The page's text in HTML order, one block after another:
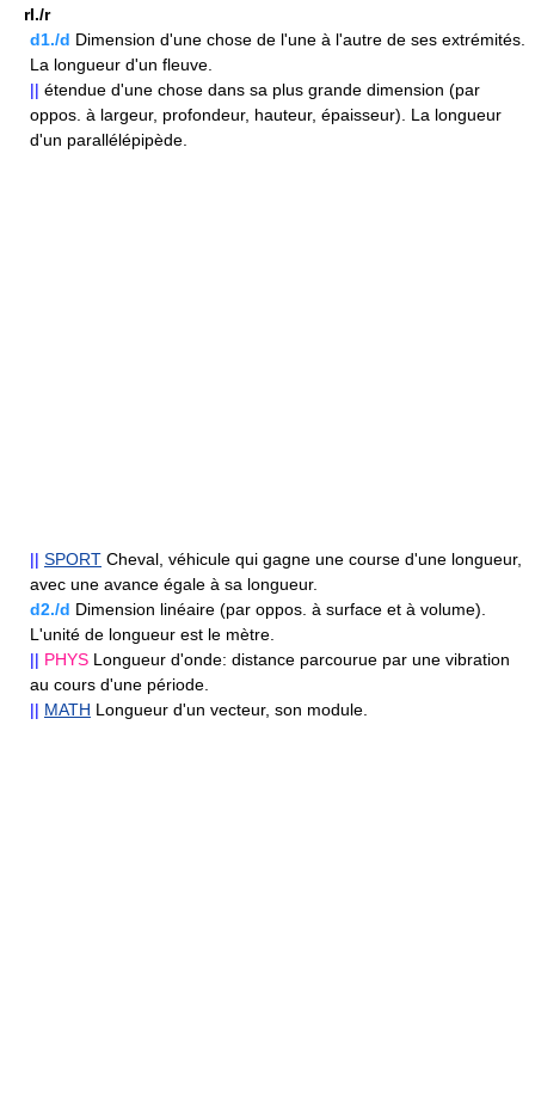
rI./r
d1./d Dimension d'une chose de l'une à l'autre de ses extrémités.
La longueur d'un fleuve.
|| étendue d'une chose dans sa plus grande dimension (par
oppos. à largeur, profondeur, hauteur, épaisseur). La longueur
d'un parallélépipède.
|| SPORT Cheval, véhicule qui gagne une course d'une longueur,
avec une avance égale à sa longueur.
d2./d Dimension linéaire (par oppos. à surface et à volume).
L'unité de longueur est le mètre.
|| PHYS Longueur d'onde: distance parcourue par une vibration
au cours d'une période.
|| MATH Longueur d'un vecteur, son module.